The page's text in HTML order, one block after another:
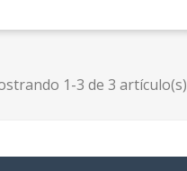
1-3 de 3 artículo(s)